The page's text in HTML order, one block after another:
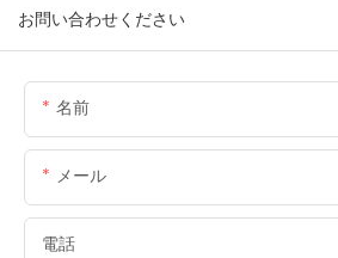
お問い合わせください
名前
メール
電話